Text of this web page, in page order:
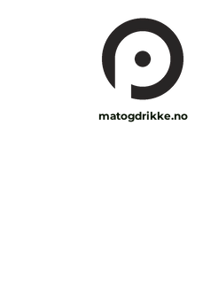
matogdrikke.no